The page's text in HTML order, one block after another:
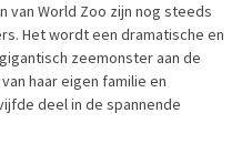
van World Zoo zijn nog steeds
Het wordt een dramatische en
zeemonster aan de
haar eigen familie en
deel in de spannende